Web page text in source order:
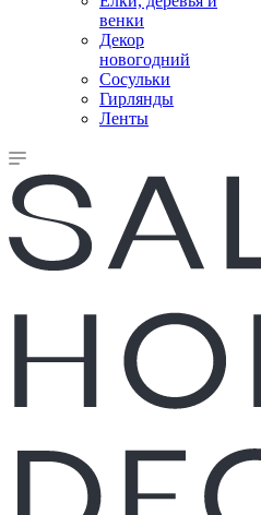
венки
Декор
новогодний
Сосульки
Гирлянды
Ленты